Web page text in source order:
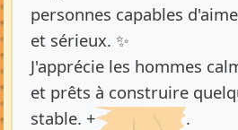
personnes capables
et sérieux. ✨
J'apprécie les hommes
et prêts à construire
stable. +
.